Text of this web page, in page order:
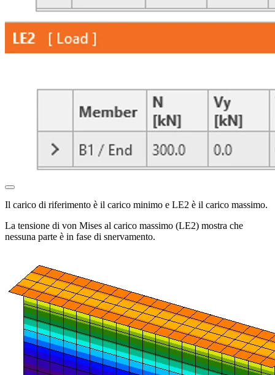
Il carico di riferimento è il carico minimo e LE2 è il carico massimo.
La tensione di von Mises al carico massimo (LE2) mostra che
nessuna parte è in fase di snervamento.